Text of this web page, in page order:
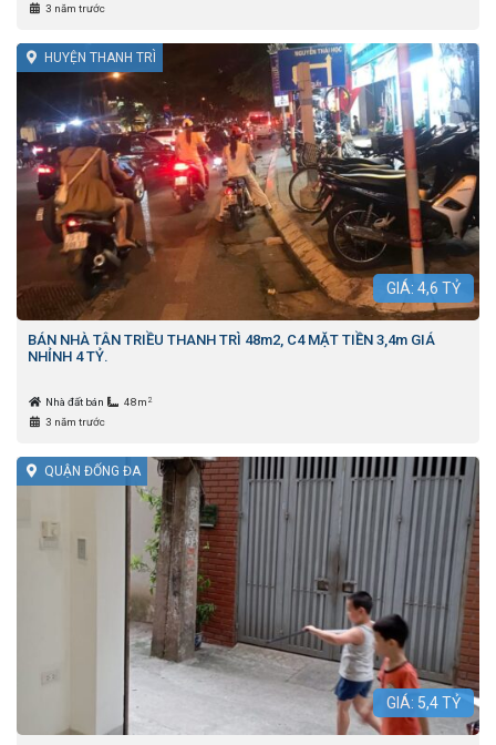
3 năm trước
HUYỆN THANH TRÌ
GIÁ: 4,6 TỶ
BÁN NHÀ TÂN TRIỀU THANH TRÌ 48m2, C4 MẶT TIỀN 3,4m GIÁ
NHỈNH 4 TỶ.
Nhà đất bán 48m 2
3 năm trước
QUẬN ĐỐNG ĐA
GIÁ: 5,4TỶ